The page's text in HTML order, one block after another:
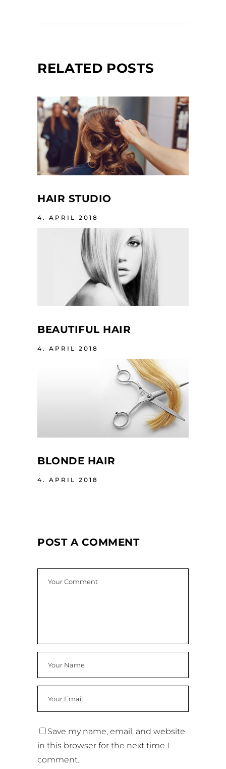
RELATED POSTS
HAIR STUDIO
4. APRIL 2018
BEAUTIFUL HAIR
4. APRIL 2018
BLONDE HAIR
4. APRIL 2018
POST A COMMENT
Save my name, email, and website
in this browser for the next time I
comment.